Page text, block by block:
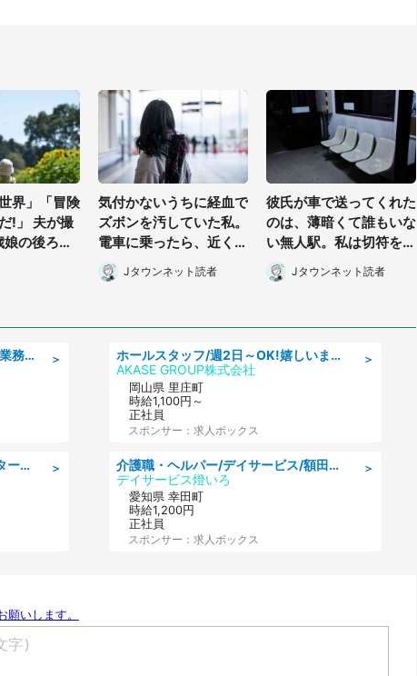
界」「冒険
!」 夫が撮
娘の後ろ
て...4.8万
気付かないうちに経血で
ズボンを汚していた私。
電車に乗ったら、近くの
女性客が小さな声で(千
葉県・10代女性)
Jタウンネット読者
彼氏が車で送ってくれた
のは、薄暗くて誰もいな
い無人駅。私は切符を買
おうとしたけれど(山形
県・20代女性)
Jタウンネット読者
＞
デンソーで働こう!小型部品の検査業務 denso aichi
＞
「土日祝休み」治験コーディネーターのお仕事/未経験OK
＞
ホールスタッフ/週2日～OK!嬉しいまかない付き/岡山県/浅口郡里庄町
AKASE GROUP株式会社
岡山県 里庄町
時給1,100円～
正社員
スポンサー：求人ボックス
＞
介護職・ヘルパー/デイサービス/額田郡幸田町/JR東海道本線 幸田/愛知県
デイサービス燈いろ
愛知県 幸田町
時給1,200円
正社員
スポンサー：求人ボックス